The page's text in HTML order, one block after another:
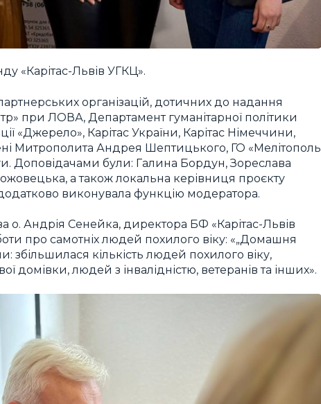
«Карітас-Львів УГКЦ».
організацій, дотичних до надання
при ЛОВА, Департамент гуманітарної політики
«Джерело», Карітас України, Карітас Німеччини,
Митрополита Андрея Шептицького, ГО «Мелітополь
Доповідачами були: Галина Бордун, Зореслава
а також локальна керівниця проєкту
виконувала функцію модератора.
о. Андрія Сенейка, директора БФ «Карітас-Львів
про самотніх людей похилого віку: «„Домашня
збільшилася кількість людей похилого віку,
домівки, людей з інвалідністю, ветеранів та інших».